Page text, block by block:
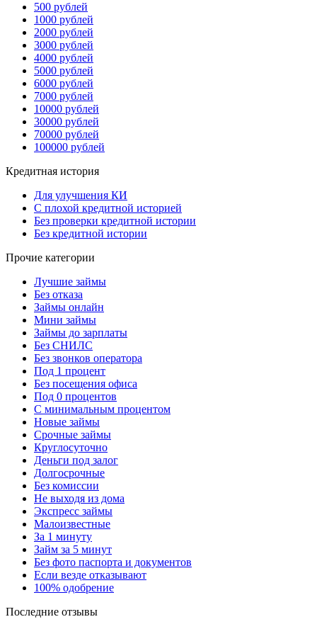
500 рублей
1000 рублей
2000 рублей
3000 рублей
4000 рублей
5000 рублей
6000 рублей
7000 рублей
10000 рублей
30000 рублей
70000 рублей
100000 рублей
Кредитная история
Для улучшения КИ
С плохой кредитной историей
Без проверки кредитной истории
Без кредитной истории
Прочие категории
Лучшие займы
Без отказа
Займы онлайн
Мини займы
Займы до зарплаты
Без СНИЛС
Без звонков оператора
Под 1 процент
Без посещения офиса
Под 0 процентов
С минимальным процентом
Новые займы
Срочные займы
Круглосуточно
Деньги под залог
Долгосрочные
Без комиссии
Не выходя из дома
Экспресс займы
Малоизвестные
За 1 минуту
Займ за 5 минут
Без фото паспорта и документов
Если везде отказывают
100% одобрение
Последние отзывы